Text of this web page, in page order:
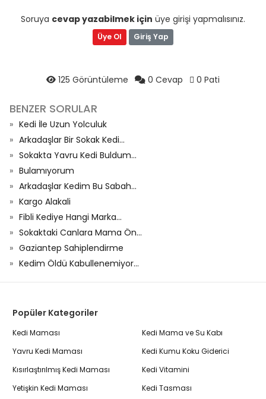
Soruya cevap yazabilmek için üye girişi yapmalısınız.
Üye Ol Giriş Yap
125 Görüntüleme 0 Cevap 0 Pati
BENZER SORULAR
Kedi İle Uzun Yolculuk
Arkadaşlar Bir Sokak Kedi...
Sokakta Yavru Kedi Buldum...
Bulamıyorum
Arkadaşlar Kedim Bu Sabah...
Kargo Alakali
Fibli Kediye Hangi Marka...
Sokaktaki Canlara Mama Ön...
Gaziantep Sahiplendirme
Kedim Öldü Kabullenemiyor...
Popüler Kategoriler
Kedi Maması
Yavru Kedi Maması
Kısırlaştırılmış Kedi Maması
Yetişkin Kedi Maması
Kedi Mama ve Su Kabı
Kedi Kumu Koku Giderici
Kedi Vitamini
Kedi Tasması